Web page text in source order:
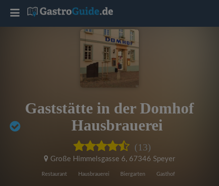
Gaststätte in der Domhof
Hausbrauerei
(13)
Große Himmelsgasse 6, 67346 Speyer
Restaurant Hausbrauerei Biergarten Gasthof
T